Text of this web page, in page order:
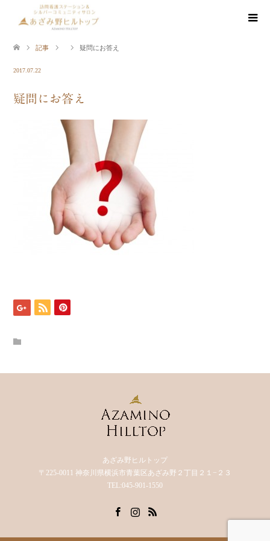
記事 疑問にお答え
2017.07.22
疑問にお答え
あざみ野ヒルトップ
〒225-0011 神奈川県横浜市青葉区あざみ野２丁目２１−２３
TEL:045-901-1550